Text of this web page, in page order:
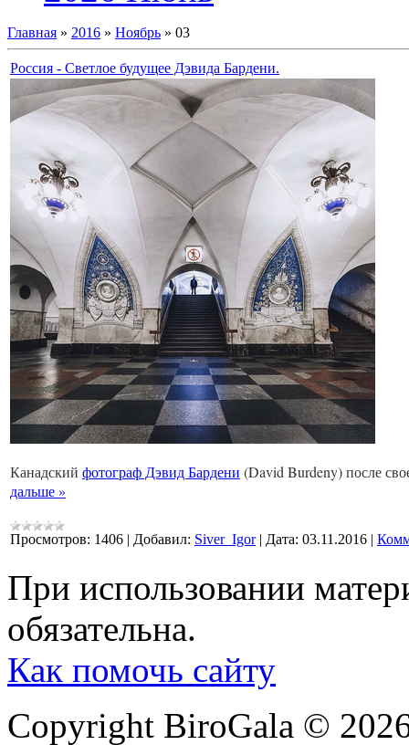
Главная » 2016 » Ноябрь » 03
Россия - Светлое будущее Дэвида Бардени.
Канадский фотограф Дэвид Бардени (David Burdeny) после
дальше »
Просмотров: 1406 | Добавил: Siver_Igor | Дата: 03.11.2016 |
При использовании
обязательна.
Как помочь сайту
Copyright BiroGala ©